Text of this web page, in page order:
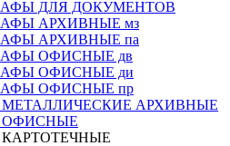
ДЛЯ ДОКУМЕНТОВ
АРХИВНЫЕ мз
АРХИВНЫЕ па
ОФИСНЫЕ дв
ОФИСНЫЕ ди
ОФИСНЫЕ пр
АРХИВНЫЕ